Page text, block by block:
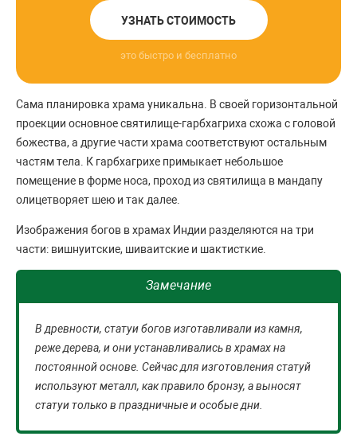
УЗНАТЬ СТОИМОСТЬ
это быстро и бесплатно
Сама планировка храма уникальна. В своей горизонтальной
проекции основное святилище-гарбхагриха схожа с головой
божества, а другие части храма соответствуют остальным
частям тела. К гарбхагрихе примыкает небольшое
помещение в форме носа, проход из святилища в мандапу
олицетворяет шею и так далее.
Изображения богов в храмах Индии разделяются на три
части: вишнуитские, шиваитские и шактисткие.
Замечание
В древности, статуи богов изготавливали из камня,
реже дерева, и они устанавливались в храмах на
постоянной основе. Сейчас для изготовления статуй
используют металл, как правило бронзу, а выносят
статуи только в праздничные и особые дни.